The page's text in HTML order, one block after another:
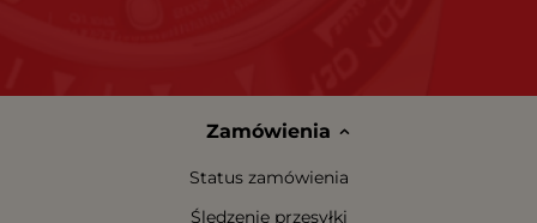
Zamówienia
Status zamówienia
Śledzenie przesyłki